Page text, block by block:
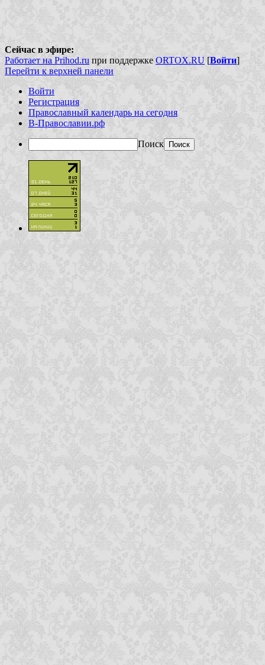
Сейчас в эфире:
Работает на Prihod.ru при поддержке ORTOX.RU [Войти]
Перейти к верхней панели
Войти
Регистрация
Православный календарь на сегодня
В-Православии.рф
Поиск